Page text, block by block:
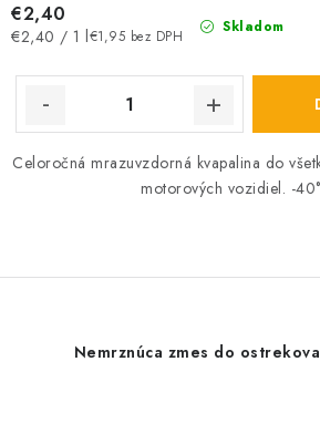
Skladom
€1,95 bez DPH
€2,40
Jednotková
€2,40 / 1 l
Celoročná mrazuvzdorná kvapalina do
motorových vozidiel. -
Nemrznúca zmes do